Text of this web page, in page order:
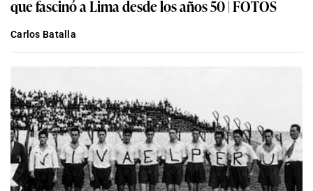
que fascinó a Lima desde los años 50 | FOTOS
Carlos Batalla